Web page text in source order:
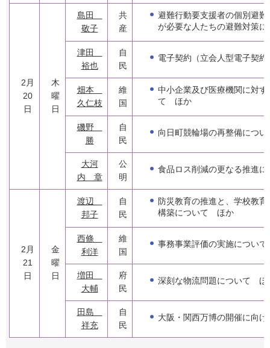
2月
20
日
木
曜
日
島田
敬子
共
産
避難行動要支援者の個別避
が必要な人たちの避難対策
津田
裕也
自
民
電子契約（立会人型電子契
畑本
久仁枝
維
国
中小企業及び医療機関に対
て ほか
磯野
勝
自
民
向日町競輪場の再整備につ
大河
内 章
公
明
食品ロス削減の更なる推進
2月
21
日
金
曜
日
渡辺
邦子
自
民
防災教育の推進と、学校教
構築について ほか
西條
利洋
維
国
事務事業評価の実施につい
増田
大輔
府
民
深刻な物流問題について ほ
田島
祥充
自
民
大阪・関西万博の開催に向